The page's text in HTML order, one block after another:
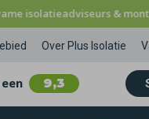
isolatieadviseurs &
Over Plus Isolatie
9,3